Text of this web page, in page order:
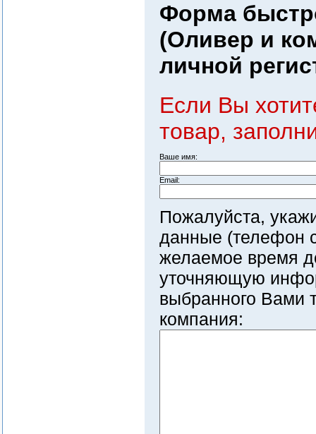
Форма
(Оливер и
личной
Если Вы
товар,
Ваше имя:
Email:
Пожалуйста,
данные (телефон
желаемое время
уточняющую
выбранного Вами
компания: